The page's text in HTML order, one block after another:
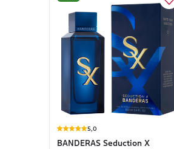
5,0
BANDERAS Seduction X